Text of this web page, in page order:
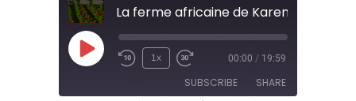
La ferme africaine de Karen Blixen
Play
1x 00:00 / 19:59
SUBSCRIBE SHARE